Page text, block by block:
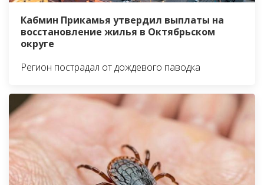
Кабмин Прикамья утвердил выплаты на
восстановление жилья в Октябрьском
округе
Регион пострадал от дождевого паводка